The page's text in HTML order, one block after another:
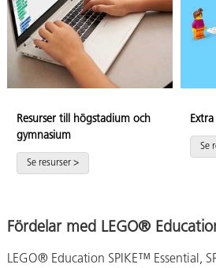
Resurser till högstadium och
gymnasium
Se resurser >
Se
Fördelar med LEGO®
LEGO® Education SPIKE™ Essential,